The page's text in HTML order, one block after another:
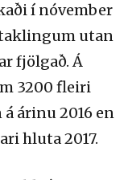
í nóvember
utan
fjölgað. Á
3200 fleiri
árinu 2016 en
hluta 2017.